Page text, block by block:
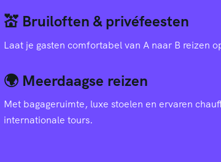
💒 Bruiloften & privéfeesten
Laat je gasten comfortabel van A naar B reizen
🌍 Meerdaagse reizen
Met bagageruimte, luxe stoelen en ervaren
internationale tours.